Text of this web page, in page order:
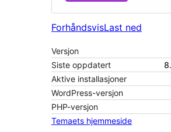
ForhåndsvisLast ned
Versjon
Siste oppdatert
Aktive installasjoner
WordPress-versjon
PHP-versjon
Temaets hjemmeside